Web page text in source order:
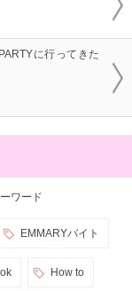
に行ってきた
ワード
EMMARYバイト
How to